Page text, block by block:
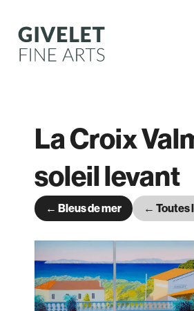
contenu
La Croix
soleil levant
← Bleus de mer ← Toutes